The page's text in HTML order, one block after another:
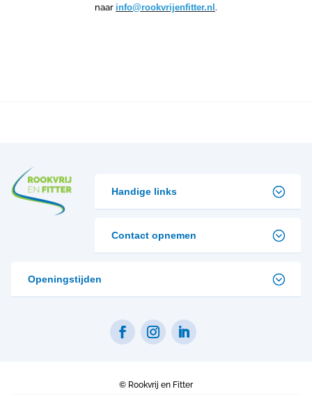
naar info@rookvrijenfitter.nl.
Handige links
Contact opnemen
Openingstijden
© Rookvrij en Fitter